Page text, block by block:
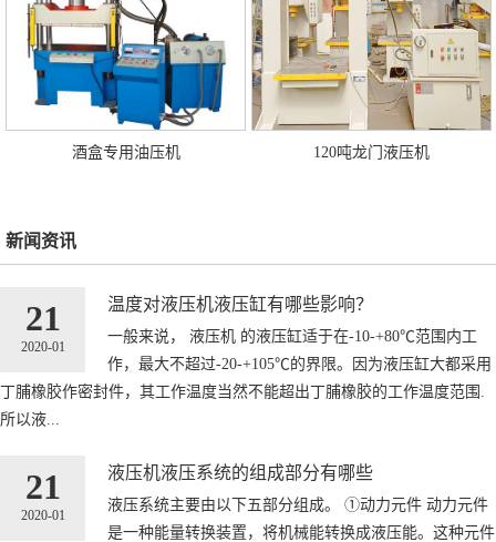
酒盒专用油压机 120吨龙门液压机
新闻资讯
21
2020-01
温度对液压机液压缸有哪些影响？
一般来说， 液压机 的液压缸适于在-10-+80℃范围内工
作，最大不超过-20-+105℃的界限。因为液压缸大都采用
丁脯橡胶作密封件，其工作温度当然不能超出丁脯橡胶的工作温度范围.
所以液...
21
2020-01
液压机液压系统的组成部分有哪些
液压系统主要由以下五部分组成。 ①动力元件 动力元件
是一种能量转换装置，将机械能转换成液压能。这种元件